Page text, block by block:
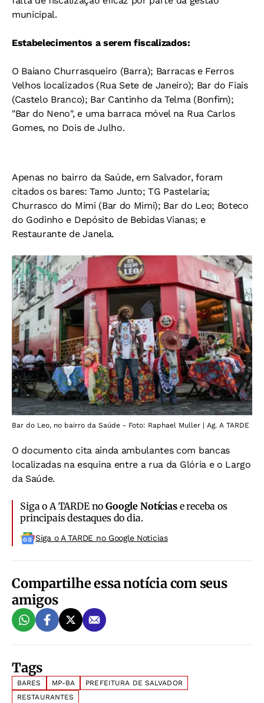
municipal.
Estabelecimentos a serem fiscalizados:
O Baiano Churrasqueiro (Barra); Barracas e Ferros
Velhos localizados (Rua Sete de Janeiro); Bar do Fiais
(Castelo Branco); Bar Cantinho da Telma (Bonfim);
"Bar do Neno", e uma barraca móvel na Rua Carlos
Gomes, no Dois de Julho.
Apenas no bairro da Saúde, em Salvador, foram
citados os bares: Tamo Junto; TG Pastelaria;
Churrasco do Mimi (Bar do Mimi); Bar do Leo; Boteco
do Godinho e Depósito de Bebidas Vianas; e
Restaurante de Janela.
Bar do Leo, no bairro da Saúde - Foto: Raphael Muller | Ag. A TARDE
O documento cita ainda ambulantes com bancas
localizadas na esquina entre a rua da Glória e o Largo
da Saúde.
Siga o A TARDE noGoogle Notíciase receba os
principais destaques do dia.
Siga o A TARDE no Google Noticias
Compartilhe essa notícia com seus
amigos
Tags
BARES MP-BA
PREFEITURA DE SALVADOR
RESTAURANTES